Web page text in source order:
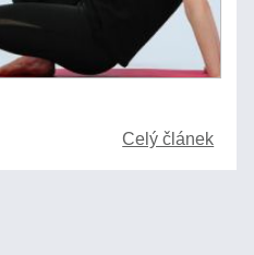
Celý článek